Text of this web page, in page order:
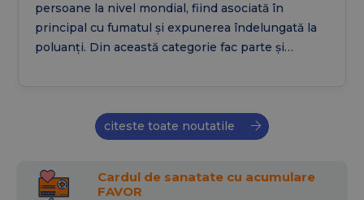
persoane la nivel mondial, fiind asociată în
principal cu fumatul și expunerea îndelungată la
poluanți. Din această categorie fac parte și
articol vei afla ce este BPOC, care sunt
de tratament pot ajuta la controlul bolii.
citeste toate noutatile
Cardul de sanatate cu acumulare
FAVOR